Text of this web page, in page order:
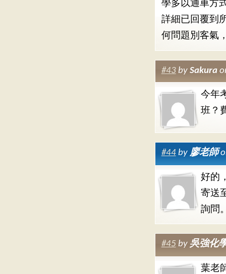
學多以通車方
詳細已回覆到
何問題別客氣
#43by Sakura
今年
班？
#44by 廖老師
好的
寄送
詢問
#45 by 吳強化
葉老